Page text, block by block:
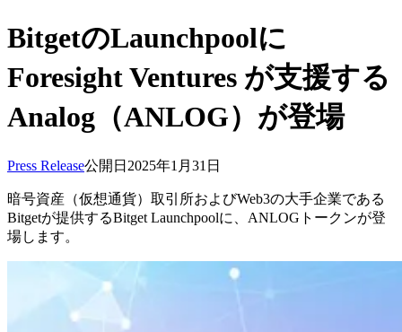
BitgetのLaunchpoolに
Foresight Ventures が支援する
Analog（ANLOG）が登場
Press Release公開日 2025年1月31日
暗号資産（仮想通貨）取引所およびWeb3の大手企業である
Bitgetが提供するBitget Launchpoolに、ANLOGトークンが登
場します。